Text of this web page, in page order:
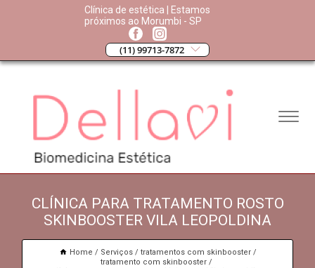
Clínica de estética | Estamos
próximos ao Morumbi - SP
(11) 99713-7872
CLÍNICA PARA TRATAMENTO ROSTO
SKINBOOSTER VILA LEOPOLDINA
Home Serviços
tratamentos com skinbooster
tratamento com skinbooster